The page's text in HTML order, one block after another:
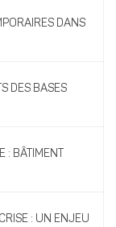
DANS
DES BASES
: BÂTIMENT
: UN ENJEU